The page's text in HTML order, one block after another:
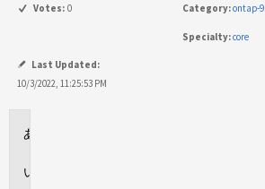
Votes: 0 Category:ontap-9
Specialty:core
Last Updated:
10/3/2022, 11:25:53 PM